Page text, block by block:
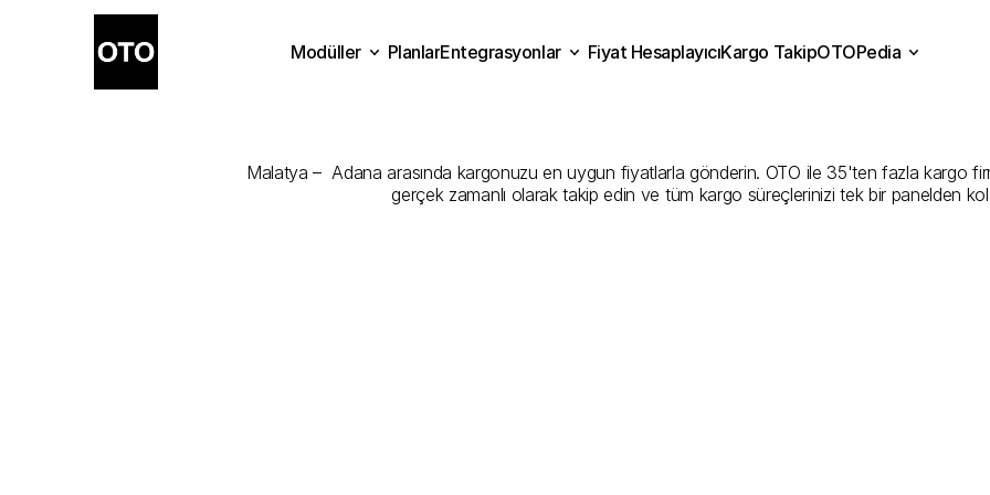
Malatya –  Adana arasında kargonuzu en uygun fiyatlarla gönderin. OTO ile 35'ten fazla kargo
gerçek zamanlı olarak takip edin ve tüm kargo süreçlerinizi tek bir panelden
Modüller
PlanlarEntegrasyonlar
Fiyat HesaplayıcıKargo TakipOTOPedia